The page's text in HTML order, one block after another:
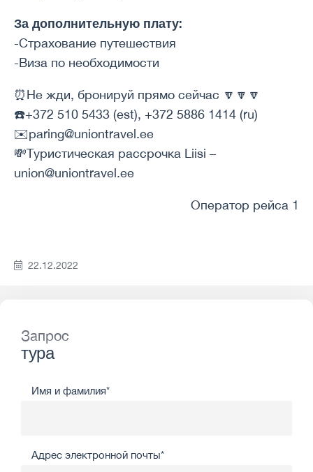
За дополнительную плату:
-Страхование путешествия
-Виза по необходимости
⏰Не жди, бронируй прямо сейчас 🔽🔽🔽
☎️+372 510 5433 (est), +372 5886 1414 (ru)
✉️paring@uniontravel.ee
💸Туристическая рассрочка Liisi –
union@uniontravel.ee
Оператор рейса 1
22.12.2022
Запрос
тура
Имя и фамилия*
Адрес электронной почты*